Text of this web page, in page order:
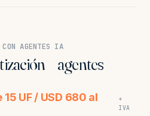
AGENTES IA
+ agentes
15 UF / USD 680 al
+
IVA